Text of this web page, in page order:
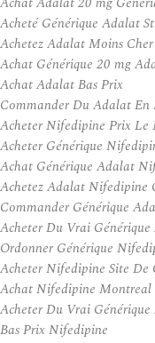
Acheté Générique Adalat
Achetez Adalat Moins Cher
Achat Générique 20 mg
Achat Adalat Bas Prix
Commander Du Adalat En
Acheter Nifedipine Prix Le
Acheter Générique
Achat Générique Adalat
Achetez Adalat Nifedipine
Commander Générique
Acheter Du Vrai
Ordonner Générique
Acheter Nifedipine Site De
Achat Nifedipine Montreal
Acheter Du Vrai
Bas Prix Nifedipine